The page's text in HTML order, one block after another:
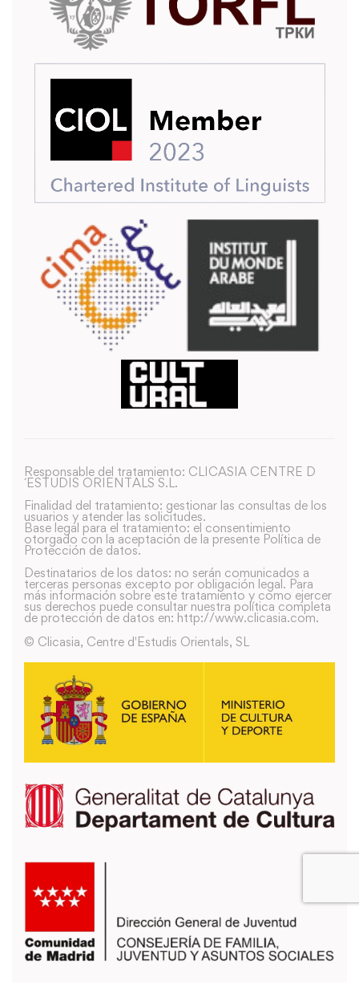
Responsable del tratamiento: CLICASIA CENTRE D
´ESTUDIS ORIENTALS S.L.
Finalidad del tratamiento: gestionar las consultas de los
usuarios y atender las solicitudes.
Base legal para el tratamiento: el consentimiento
otorgado con la aceptación de la presente Política de
Protección de datos.
Destinatarios de los datos: no serán comunicados a
terceras personas excepto por obligación legal. Para
más información sobre este tratamiento y como ejercer
sus derechos puede consultar nuestra política completa
de protección de datos en: http://www.clicasia.com.
© Clicasia, Centre d'Estudis Orientals, SL